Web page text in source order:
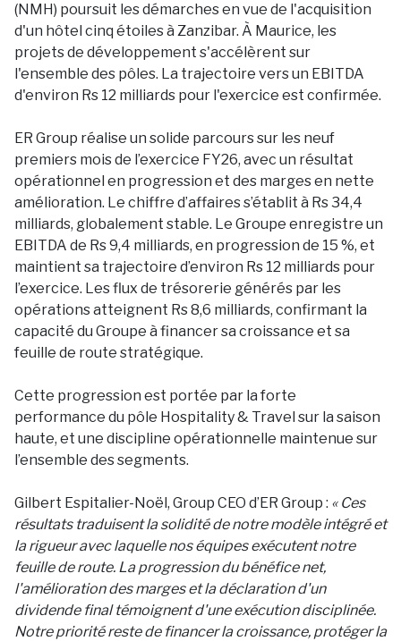
(NMH) poursuit les démarches en vue de l'acquisition
d'un hôtel cinq étoiles à Zanzibar. À Maurice, les
projets de développement s'accélèrent sur
l'ensemble des pôles. La trajectoire vers un EBITDA
d'environ Rs 12 milliards pour l'exercice est confirmée.
ER Group réalise un solide parcours sur les neuf
premiers mois de l’exercice FY26, avec un résultat
opérationnel en progression et des marges en nette
amélioration. Le chiffre d’affaires s’établit à Rs 34,4
milliards, globalement stable. Le Groupe enregistre un
EBITDA de Rs 9,4 milliards, en progression de 15 %, et
maintient sa trajectoire d’environ Rs 12 milliards pour
l’exercice. Les flux de trésorerie générés par les
opérations atteignent Rs 8,6 milliards, confirmant la
capacité du Groupe à financer sa croissance et sa
feuille de route stratégique.
Cette progression est portée par la forte
performance du pôle Hospitality & Travel sur la saison
haute, et une discipline opérationnelle maintenue sur
l’ensemble des segments.
Gilbert Espitalier-Noël, Group CEO d’ER Group : « Ces
résultats traduisent la solidité de notre modèle intégré et
la rigueur avec laquelle nos équipes exécutent notre
feuille de route. La progression du bénéfice net,
l'amélioration des marges et la déclaration d'un
dividende final témoignent d'une exécution disciplinée.
Notre priorité reste de financer la croissance, protéger la